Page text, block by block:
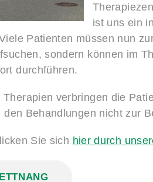
ist uns ein
Patienten müssen nun
sondern können im
durchführen.
verbringen die
Behandlungen nicht zur
Sie sich hier durch